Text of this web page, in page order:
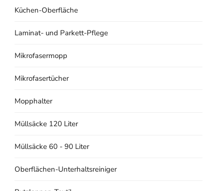
Küchen-Oberfläche
Laminat- und Parkett-Pflege
Mikrofasermopp
Mikrofasertücher
Mopphalter
Müllsäcke 120 Liter
Müllsäcke 60 - 90 Liter
Oberflächen-Unterhaltsreiniger